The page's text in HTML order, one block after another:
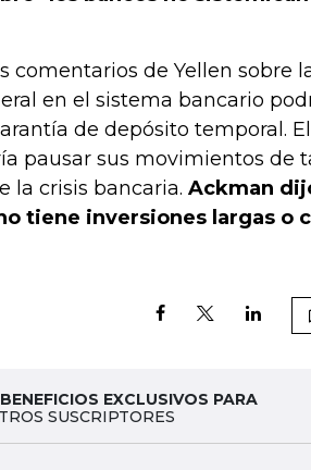
comentarios de Yellen sobre
en el sistema bancario
de depósito temporal.
pausar sus movimientos de
la crisis bancaria. Ackman
tiene inversiones largas o
EXCLUSIVOS PARA
SUSCRIPTORES